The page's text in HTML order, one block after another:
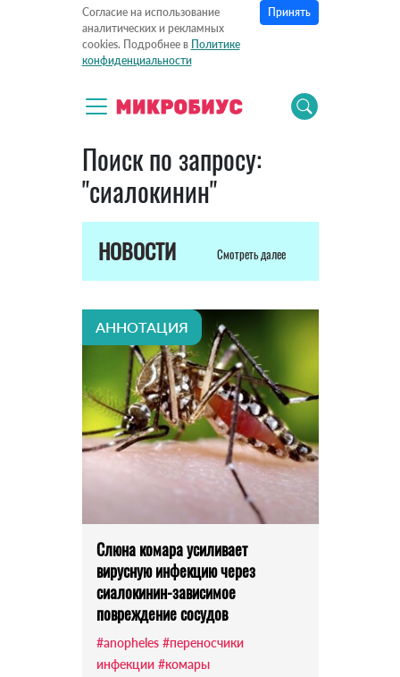
Согласие на использование
аналитических и рекламных
cookies. Подробнее в Политике
конфиденциальности
Принять
Поиск по запросу:
"сиалокинин"
НОВОСТИ Смотреть далее
АННОТАЦИЯ
Слюна комара усиливает
вирусную инфекцию через
сиалокинин-зависимое
повреждение сосудов
#anopheles #переносчики
инфекции #комары